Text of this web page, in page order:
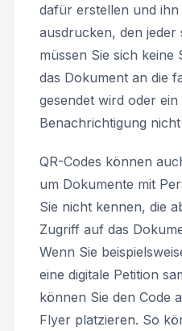
dafür erstellen und ihn
ausdrucken, den jeder
müssen Sie sich keine
das Dokument an die
gesendet wird oder ein
Benachrichtigung
QR-Codes können
um Dokumente mit
Sie nicht kennen, die
Zugriff auf das
Wenn Sie
eine digitale Petition
können Sie den Code
Flyer platzieren. So